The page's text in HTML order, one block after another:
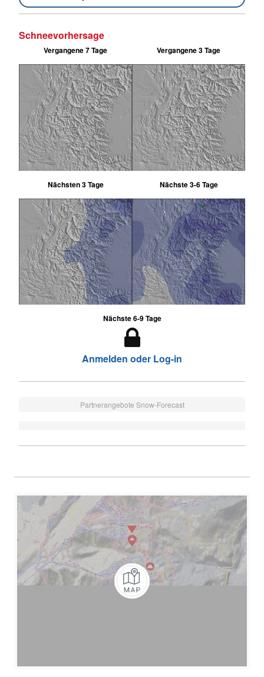
Schneevorhersage
Vergangene 7 Tage Vergangene 3 Tage
Nächsten 3 Tage Nächste 3-6 Tage
Nächste 6-9 Tage
Anmelden oder Log-in
Partnerangebote Snow-Forecast